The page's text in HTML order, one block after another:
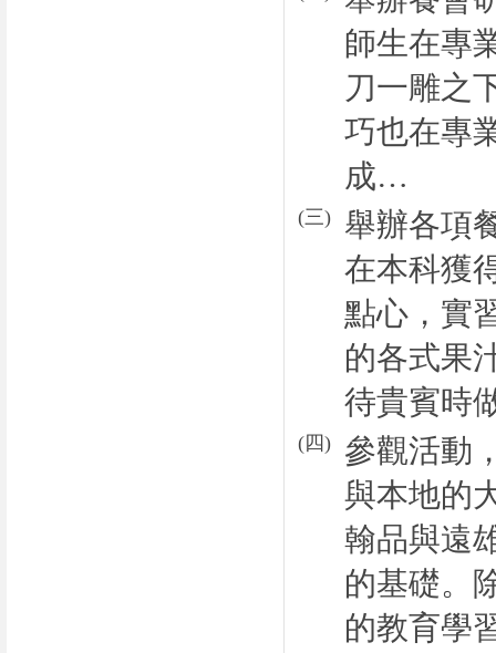
師生在專
刀一雕之
巧也在專
成…
(三)
舉辦各項
在本科獲
點心，實
的各式果
待貴賓時
(四)
參觀活動
與本地的
翰品與遠
的基礎。
的教育學